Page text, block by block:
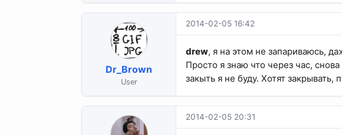
Dr_Brown
User
2014-02-05 16:42
drew, я на этом не запариваюсь,
Просто я знаю что через час,
закыть я не буду. Хотят закрывать,
2014-02-05 20:31